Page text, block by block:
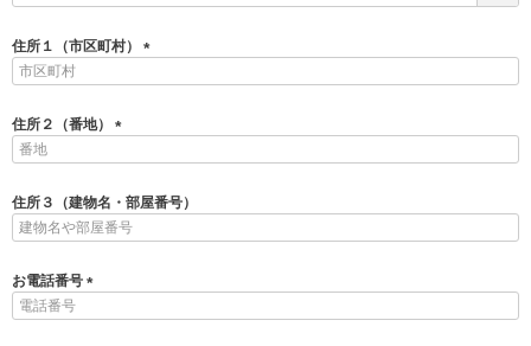
須
)
住所１（市区町村）
)
住所２（番地）
須
)
住所３（建物名・部屋番号）
お電話番号